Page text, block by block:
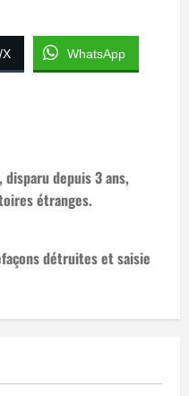
X WhatsApp
depuis 3 ans,
étranges.
détruites et saisie